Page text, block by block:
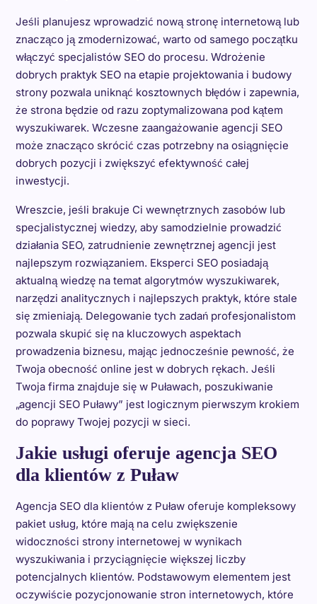
Jeśli planujesz wprowadzić nową stronę internetową lub
znacząco ją zmodernizować, warto od samego początku
włączyć specjalistów SEO do procesu. Wdrożenie
dobrych praktyk SEO na etapie projektowania i budowy
strony pozwala uniknąć kosztownych błędów i zapewnia,
że strona będzie od razu zoptymalizowana pod kątem
wyszukiwarek. Wczesne zaangażowanie agencji SEO
może znacząco skrócić czas potrzebny na osiągnięcie
dobrych pozycji i zwiększyć efektywność całej
inwestycji.
Wreszcie, jeśli brakuje Ci wewnętrznych zasobów lub
specjalistycznej wiedzy, aby samodzielnie prowadzić
działania SEO, zatrudnienie zewnętrznej agencji jest
najlepszym rozwiązaniem. Eksperci SEO posiadają
aktualną wiedzę na temat algorytmów wyszukiwarek,
narzędzi analitycznych i najlepszych praktyk, które stale
się zmieniają. Delegowanie tych zadań profesjonalistom
pozwala skupić się na kluczowych aspektach
prowadzenia biznesu, mając jednocześnie pewność, że
Twoja obecność online jest w dobrych rękach. Jeśli
Twoja firma znajduje się w Puławach, poszukiwanie
„agencji SEO Puławy” jest logicznym pierwszym krokiem
do poprawy Twojej pozycji w sieci.
Jakie usługi oferuje agencja SEO
dla klientów z Puław
Agencja SEO dla klientów z Puław oferuje kompleksowy
pakiet usług, które mają na celu zwiększenie
widoczności strony internetowej w wynikach
wyszukiwania i przyciągnięcie większej liczby
potencjalnych klientów. Podstawowym elementem jest
oczywiście pozycjonowanie stron internetowych, które